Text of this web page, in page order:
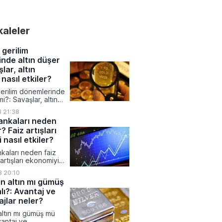
kalırken,
en çok ilgi gören
varlıkları
altın düşer
altın
etkiler?
dönemlerinde
Savaşlar, altın
21:38
neden
Faiz artışları
nasıl etkiler?
neden faiz
ekonomiyi
20:10
altın mı gümüş
Avantaj ve
neler?
mı gümüş mü